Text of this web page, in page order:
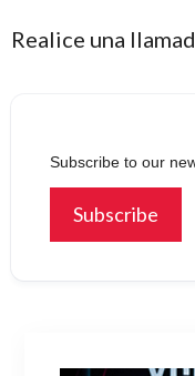
Realice una
Subscribe to our